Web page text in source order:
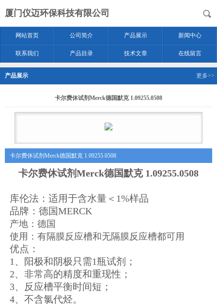
厦门仪迈环保科技有限公司
网站首页 公司简介 产品展示 新闻中心
联系我们 产品目录 技术文章 在线留言
产品展示 更多>>
卡尔费休试剂Merck德国默克 1.09255.0508
卡尔费休试剂Merck德国默克 1.09255.0508
卡尔费休试剂Merck德国默克 1.09255.0508
库伦法：适用于含水量＜1%样品
品牌：德国MERCK
产地：德国
使用：有隔膜反应槽和无隔膜反应槽都可用
优点：
1、阳极和阴极只需1瓶试剂；
2、非常高的精度和重现性；
3、反应槽平衡时间短；
4、不含氯代烃。